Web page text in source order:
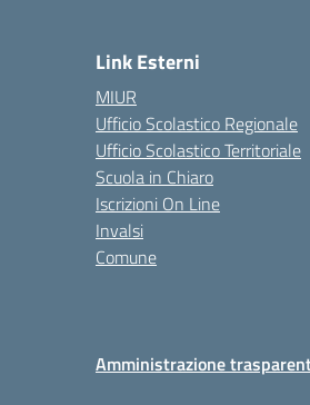
Link Esterni
MIUR
Ufficio Scolastico Regionale
Ufficio Scolastico Territoriale
Scuola in Chiaro
Iscrizioni On Line
Invalsi
Comune
Amministrazione